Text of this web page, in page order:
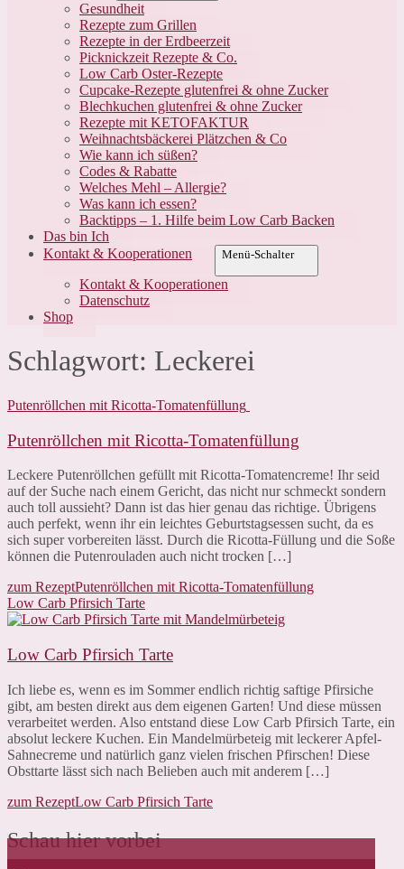
Gesundheit
Rezepte zum Grillen
Rezepte in der Erdbeerzeit
Picknickzeit Rezepte & Co.
Low Carb Oster-Rezepte
Cupcake-Rezepte glutenfrei & ohne Zucker
Blechkuchen glutenfrei & ohne Zucker
Rezepte mit KETOFAKTUR
Weihnachtsbäckerei Plätzchen & Co
Wie kann ich süßen?
Codes & Rabatte
Welches Mehl – Allergie?
Was kann ich essen?
Backtipps – 1. Hilfe beim Low Carb Backen
Das bin Ich
Kontakt & Kooperationen
Menü-Schalter
Kontakt & Kooperationen
Datenschutz
Shop
Schlagwort: Leckerei
Putenröllchen mit Ricotta-Tomatenfüllung
Putenröllchen mit Ricotta-Tomatenfüllung
Leckere Putenröllchen gefüllt mit Ricotta-Tomatencreme! Ihr seid
auf der Suche nach einem Gericht, das nicht nur schmeckt sondern
auch toll aussieht? Dann ist das hier genau das richtige. Übrigens
auch perfekt, wenn ihr ein leichtes Geburtstagsessen sucht, da es
sich super vorbereiten lässt. Durch die Ricotta-Füllung und die Soße
können die Putenrouladen auch nicht trocken […]
zum RezeptPutenröllchen mit Ricotta-Tomatenfüllung
Low Carb Pfirsich Tarte
Low Carb Pfirsich Tarte
Ich liebe es, wenn es im Sommer endlich richtig saftige Pfirsiche
gibt, am besten direkt aus dem eigenen Garten! Und diese müssen
verarbeitet werden. Also entstand diese Low Carb Pfirsich Tarte, ein
absolut leckere Kuchen. Ein Mandelmürbeteig mit leckerer Apfel-
Sahnecreme und natürlich ganz vielen frischen Pfirschen! Diese
Obsttarte lässt sich nach Belieben auch mit anderem […]
zum RezeptLow Carb Pfirsich Tarte
Schau hier vorbei